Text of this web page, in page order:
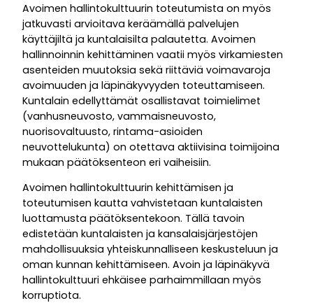
Avoimen hallintokulttuurin toteutumista on myös
jatkuvasti arvioitava keräämällä palvelujen
käyttäjiltä ja kuntalaisilta palautetta. Avoimen
hallinnoinnin kehittäminen vaatii myös virkamiesten
asenteiden muutoksia sekä riittäviä voimavaroja
avoimuuden ja läpinäkyvyyden toteuttamiseen.
Kuntalain edellyttämät osallistavat toimielimet
(vanhusneuvosto, vammaisneuvosto,
nuorisovaltuusto, rintama-asioiden
neuvottelukunta) on otettava aktiivisina toimijoina
mukaan päätöksenteon eri vaiheisiin.
Avoimen hallintokulttuurin kehittämisen ja
toteutumisen kautta vahvistetaan kuntalaisten
luottamusta päätöksentekoon. Tällä tavoin
edistetään kuntalaisten ja kansalaisjärjestöjen
mahdollisuuksia yhteiskunnalliseen keskusteluun ja
oman kunnan kehittämiseen. Avoin ja läpinäkyvä
hallintokulttuuri ehkäisee parhaimmillaan myös
korruptiota.